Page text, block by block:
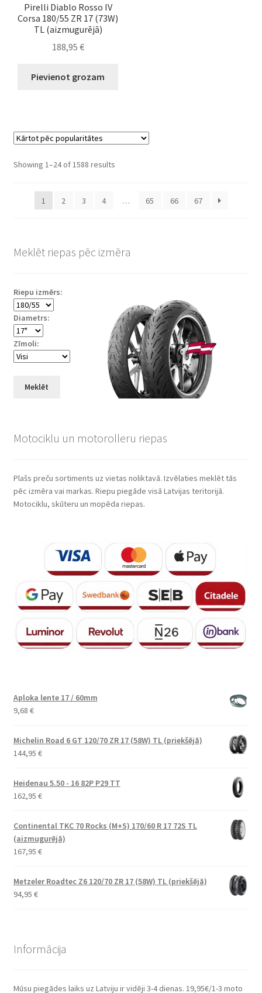
Pirelli Diablo Rosso IV
Corsa 180/55 ZR 17 (73W)
TL (aizmugurējā)
188,95 €
Pievienot grozam
Showing 1–24 of 1588 resultsSorted
1
2 3 4 … 65 66 67
Meklēt riepas pēc izmēra
Riepu izmērs:
Diametrs:
Zīmoli:
Meklēt
Motociklu un motorolleru riepas
Plašs preču sortiments uz vietas noliktavā. Izvēlaties meklēt tās
pēc izmēra vai markas. Riepu piegāde visā Latvijas teritorijā.
Motociklu, skūteru un mopēda riepas.
Aploka lente 17 / 60mm
9,68 €
Michelin Road 6 GT 120/70 ZR 17 (58W) TL (priekšējā)
144,95 €
Heidenau 5.50 - 16 82P P29 TT
162,95 €
Continental TKC 70 Rocks (M+S) 170/60 R 17 72S TL
(aizmugurējā)
167,95 €
Metzeler Roadtec Z6 120/70 ZR 17 (58W) TL (priekšējā)
94,95 €
Informācija
Mūsu piegādes laiks uz Latviju ir vidēji 3-4 dienas. 19,95€/1-3 moto